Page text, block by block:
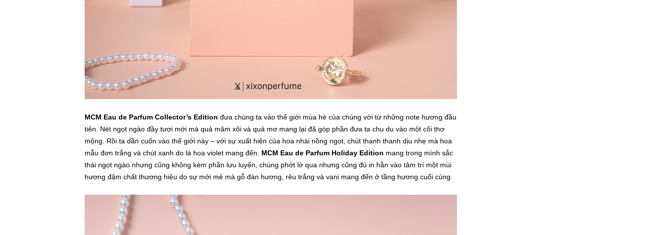
MCM Eau de Parfum Collector’s Edition đưa chúng ta vào thế giới mùa hè của chúng với từ những note hương đầu
tiên. Nét ngọt ngào đầy tươi mới mà quả mâm xôi và quả mơ mang lại đã góp phần đưa ta chu du vào một cõi thơ
mộng. Rồi ta dần cuốn vào thế giới này – với sự xuất hiện của hoa nhài nồng ngọt, chút thanh thanh dịu nhẹ mà hoa
mẫu đơn trắng và chút xanh do lá hoa violet mang đến. MCM Eau de Parfum Holiday Edition mang trong mình sắc
thái ngọt ngào nhưng cũng không kém phần lưu luyến, chúng phớt lờ qua nhưng cũng đủ in hằn vào tâm trí một mùi
hương đậm chất thương hiệu do sự mới mẻ mà gỗ đàn hương, rêu trắng và vani mang đến ở tầng hương cuối cùng.